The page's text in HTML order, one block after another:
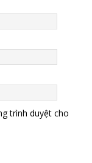
trình duyệt cho